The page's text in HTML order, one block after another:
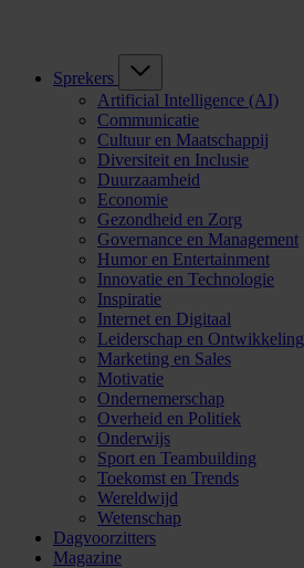
Sprekers
Artificial Intelligence (AI)
Communicatie
Cultuur en Maatschappij
Diversiteit en Inclusie
Duurzaamheid
Economie
Gezondheid en Zorg
Governance en Management
Humor en Entertainment
Innovatie en Technologie
Inspiratie
Internet en Digitaal
Leiderschap en Ontwikkeling
Marketing en Sales
Motivatie
Ondernemerschap
Overheid en Politiek
Onderwijs
Sport en Teambuilding
Toekomst en Trends
Wereldwijd
Wetenschap
Dagvoorzitters
Magazine